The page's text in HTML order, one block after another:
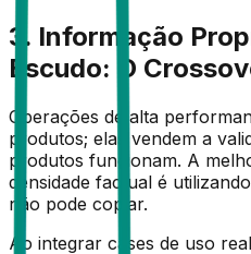
3. Informação
Escudo: O
Operações de alta
produtos; elas vendem a
produtos funcionam. A
densidade factual é
não pode copiar.
Ao integrar cases de uso